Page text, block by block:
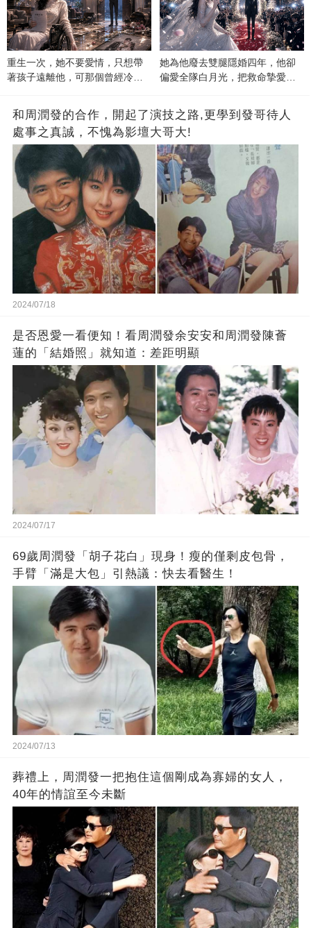
重生一次，她不要愛情，只想帶
著孩子遠離他，可那個曾經冷漠
她為他廢去雙腿隱婚四年，他卻
偏愛全隊白月光，把救命摯愛當
和周潤發的合作，開起了演技之路,更學到發哥待人
處事之真誠，不愧為影壇大哥大!
2024/07/18
是否恩愛一看便知！看周潤發余安安和周潤發陳薈
蓮的「結婚照」就知道：差距明顯
2024/07/17
69歲周潤發「胡子花白」現身！瘦的僅剩皮包骨，
手臂「滿是大包」引熱議：快去看醫生！
2024/07/13
葬禮上，周潤發一把抱住這個剛成為寡婦的女人，
40年的情誼至今未斷